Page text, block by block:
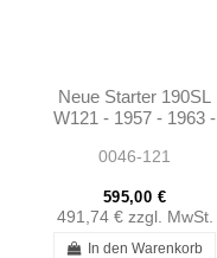
Neue Starter 190SL
W121 - 1957 - 1963 -
0046-121
595,00 €
491,74 € zzgl. MwSt.
In den Warenkorb